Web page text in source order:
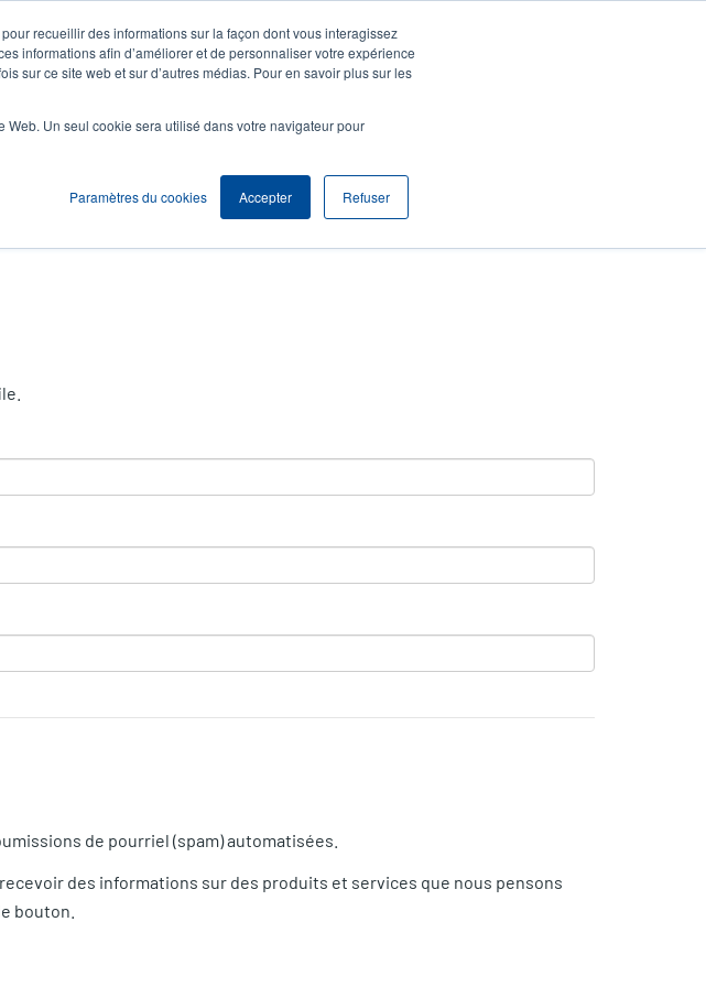
recueillir des informations sur la façon dont vous interagissez
informations afin d’améliorer et de personnaliser votre expérience
sur ce site web et sur d’autres médias. Pour en savoir plus sur les
Un seul cookie sera utilisé dans votre navigateur pour
Paramètres du cookies Accepter Refuser
Société
User
S'identifier S'enregistrer
Header
de pourriel (spam) automatisées.
des informations sur des produits et services que nous pensons
bouton.